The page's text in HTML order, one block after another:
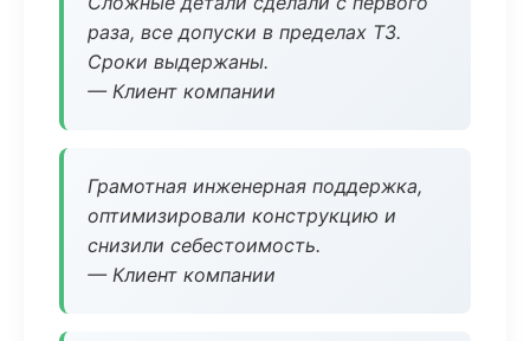
раза, все допуски в пределах ТЗ.
Сроки выдержаны.
— Клиент компании
Грамотная инженерная поддержка,
оптимизировали конструкцию и
снизили себестоимость.
— Клиент компании